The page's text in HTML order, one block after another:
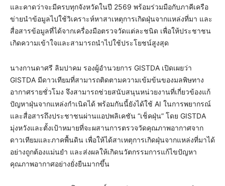
และคาดว่าจะมีครบทุกจังหวัดในปี 2569 พร้อมร่วมมือกับภาคีเครือ
ข่ายนำข้อมูลไปใช้วิเคราะห์หาสาเหตุการเกิดฝุ่นจากแหล่งที่มา และ
สื่อสารข้อมูลที่ได้จากเครื่องมือตรวจวัดแต่ละชนิด เพื่อให้ประชาชน
เกิดความเข้าใจและสามารถนำไปใช้ประโยชน์สูงสุด
นางกานดาศรี ลิมปาคม รองผู้อำนวยการ GISTDA เปิดเผยว่า
GISTDA มีดาวเทียมที่สามารถติดตามความเข้มข้นของมลพิษทาง
อากาศรายชั่วโมง จึงสามารถช่วยสนับสนุนหน่วยงานที่เกี่ยวข้องแก้
ปัญหาฝุ่นจากแหล่งกำเนิดได้ พร้อมกันนี้ยังได้ใช้ AI ในการพยากรณ์
และสื่อสารถึงประชาชนผ่านแอปพลิเคชัน “เช็คฝุ่น” โดย GISTDA
มุ่งหวังและตั้งเป้าหมายที่จะผสานการตรวจวัดคุณภาพอากาศจาก
ดาวเทียมและภาคพื้นดิน เพื่อให้ได้สาเหตุการเกิดฝุ่นจากแหล่งที่มาได้
อย่างถูกต้องแม่นยำ และส่งผลให้เกิดนวัตกรรมการแก้ไขปัญหา
คุณภาพอากาศอย่างยั่งยืนมากขึ้น